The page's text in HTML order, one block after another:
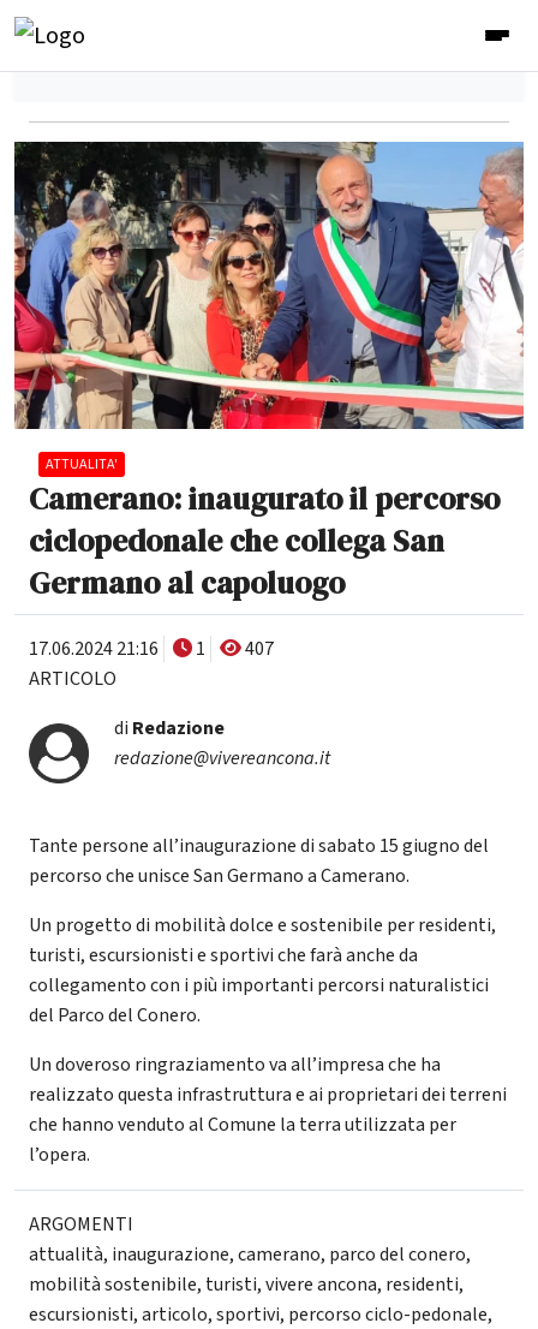
ATTUALITA'
Camerano: inaugurato il percorso
ciclopedonale che collega San
Germano al capoluogo
17.06.2024 21:16 1
407
ARTICOLO
di Redazione
redazione@vivereancona.it
Tante persone all’inaugurazione di sabato 15 giugno del
percorso che unisce San Germano a Camerano.
Un progetto di mobilità dolce e sostenibile per residenti,
turisti, escursionisti e sportivi che farà anche da
collegamento con i più importanti percorsi naturalistici
del Parco del Conero.
Un doveroso ringraziamento va all’impresa che ha
realizzato questa infrastruttura e ai proprietari dei terreni
che hanno venduto al Comune la terra utilizzata per
l’opera.
ARGOMENTI
attualità, inaugurazione,camerano, parco del conero,
mobilità sostenibile, turisti,vivere ancona, residenti,
escursionisti,articolo,sportivi, percorso ciclo-pedonale,